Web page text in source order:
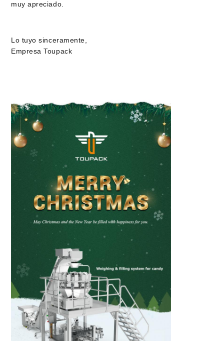
muy apreciado.
Lo tuyo sinceramente,
Empresa Toupack